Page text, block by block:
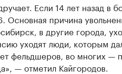
Если 14 лет назад в
Основная причина
в другие города,
уходят люди, которым
фельдшеров, во многих —
— отметил Кайгородов.